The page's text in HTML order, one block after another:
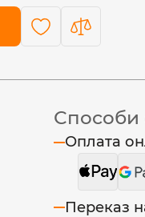
Способи
Оплата
Переказ